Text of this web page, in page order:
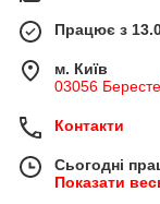
Працює з
м. Київ
03056
Контакти
Сьогодні
Показати